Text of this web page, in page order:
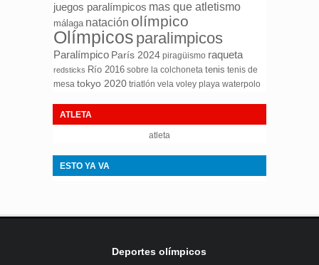
juegos paralímpicos mas que atletismo
málaga natación olímpico
Olímpicos paralimpicos
Paralímpico París 2024 piragüismo raqueta
redsticks Río 2016 sobre la colchoneta tenis tenis de
mesa tokyo 2020 triatlón vela voley playa waterpolo
ATLETA
atleta
ESTO YA VA
Deportes olímpicos